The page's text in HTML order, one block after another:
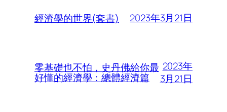
經濟學的世界(套書) 2023年3月21日
零基礎也不怕，史丹佛給你最
好懂的經濟學：總體經濟篇
2023年
3月21日